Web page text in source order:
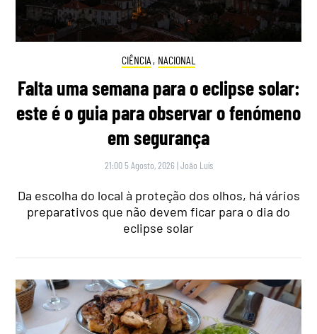
CIÊNCIA , NACIONAL
Falta uma semana para o eclipse solar:
este é o guia para observar o fenómeno
em segurança
21:00 5 Agosto, 2026 |João Luís
Da escolha do local à proteção dos olhos, há vários
preparativos que não devem ficar para o dia do
eclipse solar